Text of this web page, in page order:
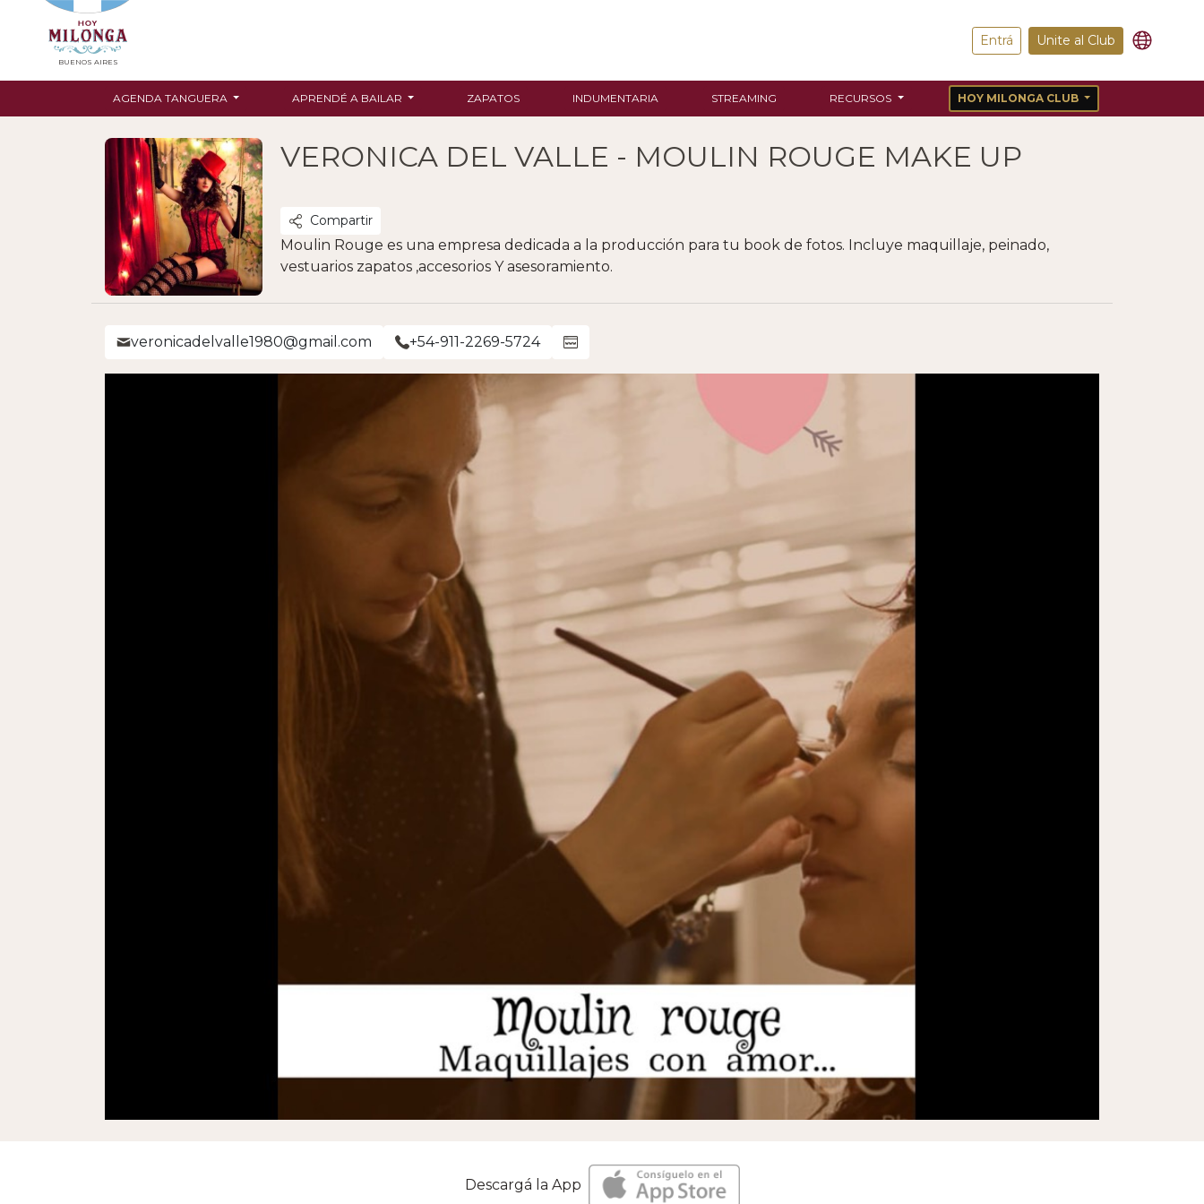
BUENOS AIRES
Entrá Unite al Club
AGENDA TANGUERA APRENDÉ A BAILAR ZAPATOS INDUMENTARIA STREAMING RECURSOS HOY MILONGA CLUB
VERONICA DEL VALLE - MOULIN ROUGE MAKE UP
Compartir
Moulin Rouge es una empresa dedicada a la producción para tu book de fotos. Incluye maquillaje, peinado,
vestuarios zapatos ,accesorios Y asesoramiento.
veronicadelvalle1980@gmail.com +54-911-2269-5724
Descargá la App